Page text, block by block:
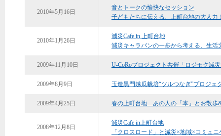
2010年5月16日
音とトークの愉快なセッション
子どもたちに伝える、上町台地の大人力
2010年1月26日
減災Cafe in 上町台地
減災キャラバンの一歩から考える、生活
2009年11月10日 U-CoRoプロジェクト共催「ロジモク減
2009年8月9日 玉造黒門越瓜栽培“ツルつなぎ”プロジェ
2009年4月25日 春の上町台地 あの人の「本」とお散歩
2008年12月8日
減災Cafe in上町台地
「クロスロード」と減災×地域×コミュ